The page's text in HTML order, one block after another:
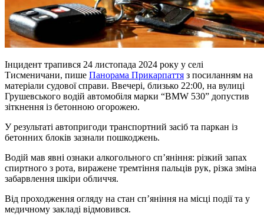
Інцидент трапився 24 листопада 2024 року у селі
Тисменичани, пише Панорама Прикарпаття з посиланням на
матеріали судової справи. Ввечері, близько 22:00, на вулиці
Грушевського водій автомобіля марки “BMW 530” допустив
зіткнення із бетонною огорожею.
У результаті автопригоди транспортний засіб та паркан із
бетонних блоків зазнали пошкоджень.
Водій мав явні ознаки алкогольного сп’яніння: різкий запах
спиртного з рота, виражене тремтіння пальців рук, різка зміна
забарвлення шкіри обличчя.
Від проходження огляду на стан сп’яніння на місці події та у
медичному закладі відмовився.